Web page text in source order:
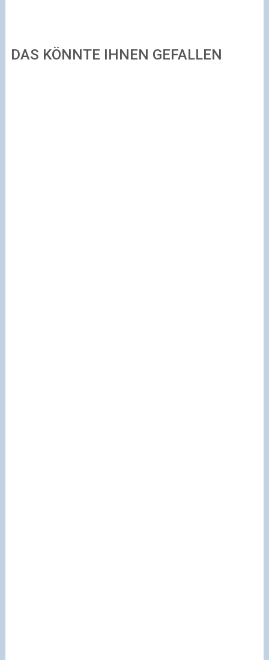
DAS KÖNNTE IHNEN GEFALLEN